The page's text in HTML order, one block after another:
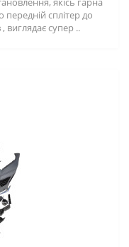
сплітер до
супер ..